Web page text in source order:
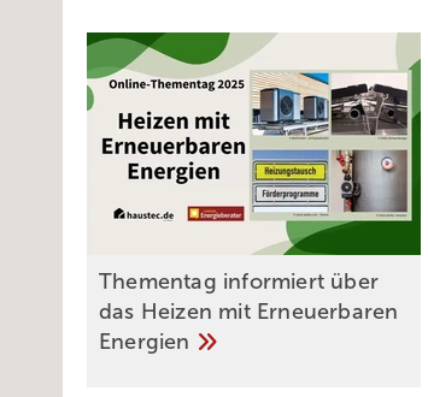
Thementag informiert über
das Heizen mit Erneuerbaren
Energien